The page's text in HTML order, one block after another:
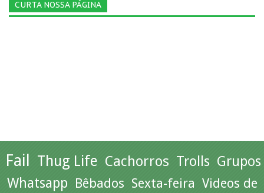
CURTA NOSSA PÁGINA
Fail Thug Life Cachorros Trolls Grupos
Whatsapp Bêbados Sexta-feira Videos de